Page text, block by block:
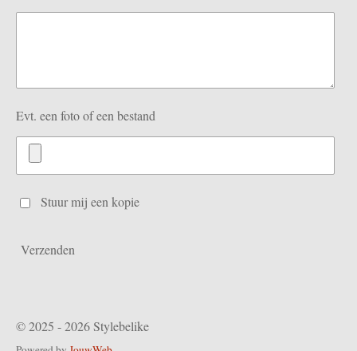
Evt. een foto of een bestand
Stuur mij een kopie
Verzenden
© 2025 - 2026 Stylebelike